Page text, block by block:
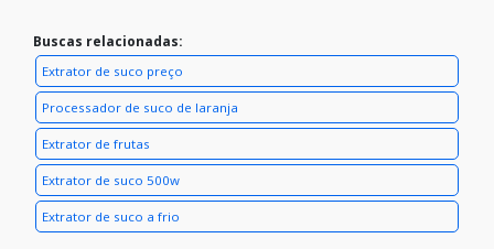
Buscas relacionadas:
Extrator de suco preço
Processador de suco de laranja
Extrator de frutas
Extrator de suco 500w
Extrator de suco a frio